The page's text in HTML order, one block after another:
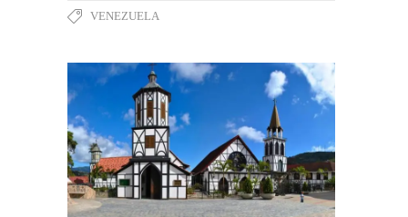
VENEZUELA